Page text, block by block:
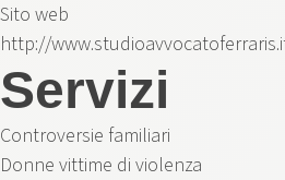
Sito web
http://
Servizi
Controversie familiari
Donne vittime di violenza